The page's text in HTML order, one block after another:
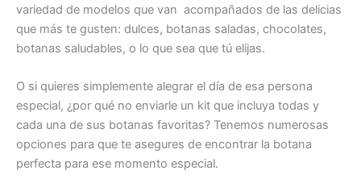
variedad de modelos que van acompañados de las delicias
que más te gusten: dulces, botanas saladas, chocolates,
botanas saludables, o lo que sea que tú elijas.
O si quieres simplemente alegrar el día de esa persona
especial, ¿por qué no enviarle un kit que incluya todas y
cada una de sus botanas favoritas? Tenemos numerosas
opciones para que te asegures de encontrar la botana
perfecta para ese momento especial.